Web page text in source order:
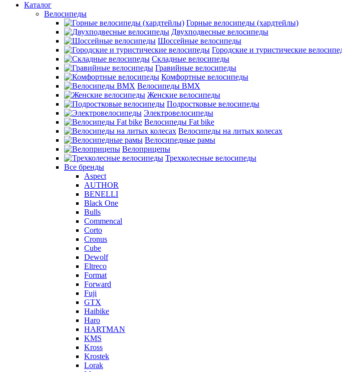
Каталог
Велосипеды
Горные велосипеды (хардтейлы)
Двухподвесные велосипеды
Шоссейные велосипеды
Городские и туристические
Складные велосипеды
Гравийные велосипеды
Комфортные велосипеды
Велосипеды BMX
Женские велосипеды
Подростковые велосипеды
Электровелосипеды
Велосипеды Fat bike
Велосипеды на литых колесах
Велосипедные рамы
Велоприцепы
Трехколесные велосипеды
Все бренды
Aspect
AUTHOR
BENELLI
Black One
Bulls
Commencal
Corto
Cronus
Cube
Dewolf
Eltreco
Format
Forward
Fuji
GTX
Haibike
Haro
HARTMAN
KMS
Kross
Krostek
Lorak